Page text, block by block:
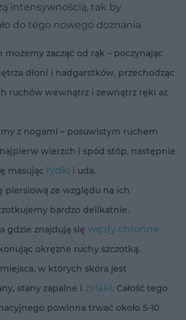
intensywnością, tak by
do tego nowego doznania.
możemy zacząć od rąk – poczynając
dłoni i nadgarstków, przechodząc
ruchów wewnątrz i zewnątrz ręki aż
z nogami – posuwistym ruchem
wierzch i spód stóp, następnie
masując łydki i uda.
piersiową ze względu na ich
bardzo delikatnie.
gdzie znajdują się węzły chłonne
okrężne ruchy szczotką.
w których skóra jest
stany zapalne i żylaki. Całość tego
powinna trwać około 5-10